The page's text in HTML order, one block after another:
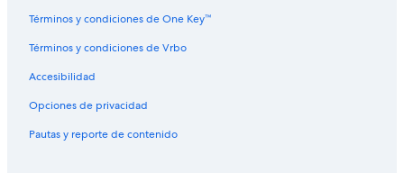
Términos y condiciones de One Key™
Términos y condiciones de Vrbo
Accesibilidad
Opciones de privacidad
Pautas y reporte de contenido